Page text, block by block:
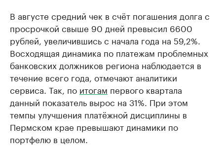
В августе средний чек в счёт погашения долга с
просрочкой свыше 90 дней превысил 6600
рублей, увеличившись с начала года на 59,2%.
Восходящая динамика по платежам проблемных
банковских должников региона наблюдается в
течение всего года, отмечают аналитики
сервиса. Так, по итогам первого квартала
данный показатель вырос на 31%. При этом
темпы улучшения платёжной дисциплины в
Пермском крае превышают динамики по
портфелю в целом.